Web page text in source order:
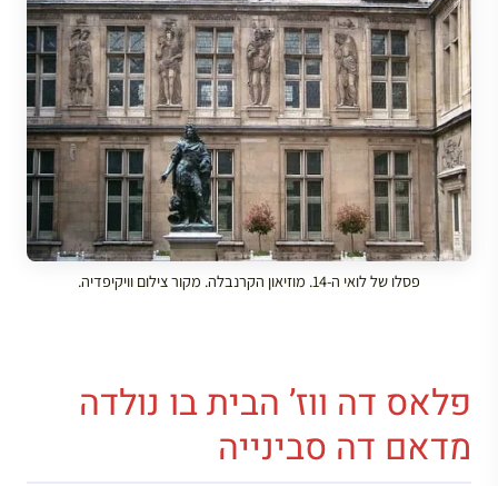
פסלו של לואי ה-14. מוזיאון הקרנבלה. מקור צילום וויקיפדיה.
פלאס דה ווז’ הבית בו נולדה
מדאם דה סבינייה